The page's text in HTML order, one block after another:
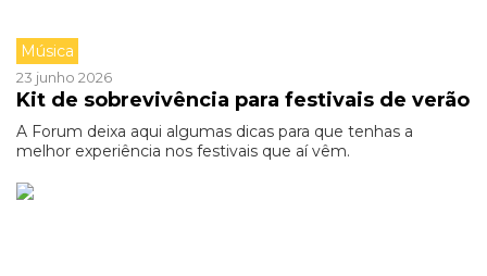
Música
23 junho 2026
Kit de sobrevivência para festivais de verão
A Forum deixa aqui algumas dicas para que tenhas a
melhor experiência nos festivais que aí vêm.